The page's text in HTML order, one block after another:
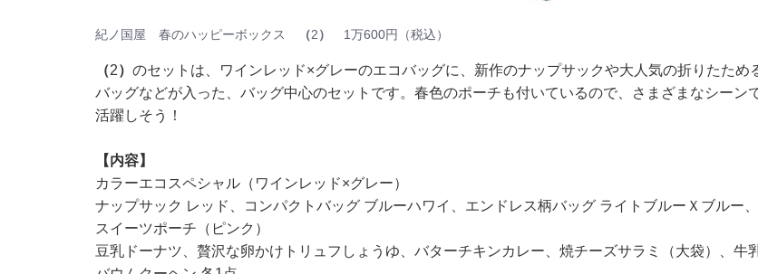
紀ノ国屋 春のハッピーボックス （2） 1万600円（税込）
（2） のセットは、ワインレッド×グレーのエコバッグに、新作のナップサックや大人気の折りたため
バッグなどが入った、バッグ中心のセットです。春色のポーチも付いているので、さまざまなシーン
活躍しそう！
【内容】
カラーエコスペシャル（ワインレッド×グレー）
ナップサック レッド、コンパクトバッグ ブルーハワイ、エンドレス柄バッグ ライトブルーＸブルー、
スイーツポーチ（ピンク）
豆乳ドーナツ、贅沢な卵かけトリュフしょうゆ、バターチキンカレー、焼チーズサラミ（大袋）、牛